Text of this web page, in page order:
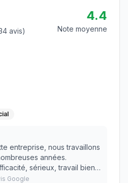
avis)
4.4
Note moyenne
entreprise, nous travaillons
années.
sérieux, travail bien
attentives et à l'écoute.
Google